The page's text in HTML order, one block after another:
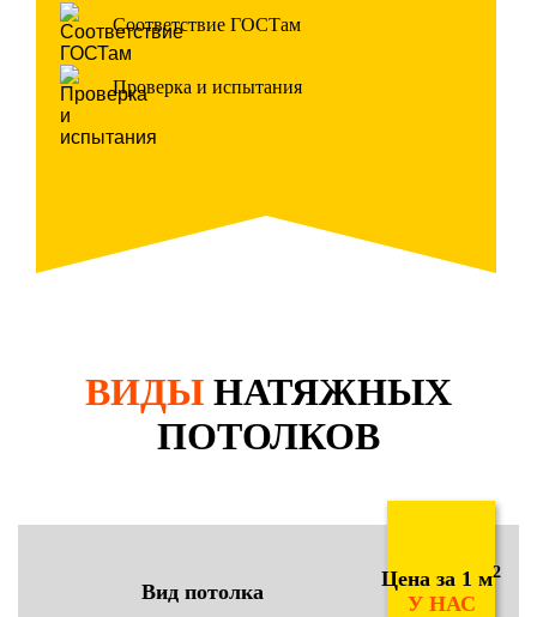
Соответствие ГОСТам
Проверка и испытания
ВИДЫ НАТЯЖНЫХ
ПОТОЛКОВ
Вид потолка
Цена за 1 м2
У НАС